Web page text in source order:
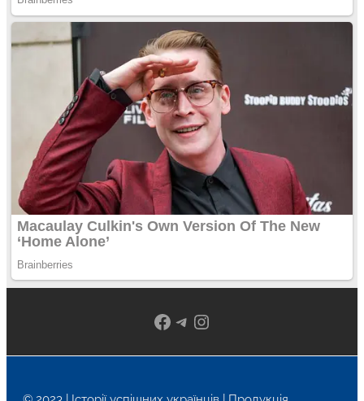
Facebook
Telegram
Instagram